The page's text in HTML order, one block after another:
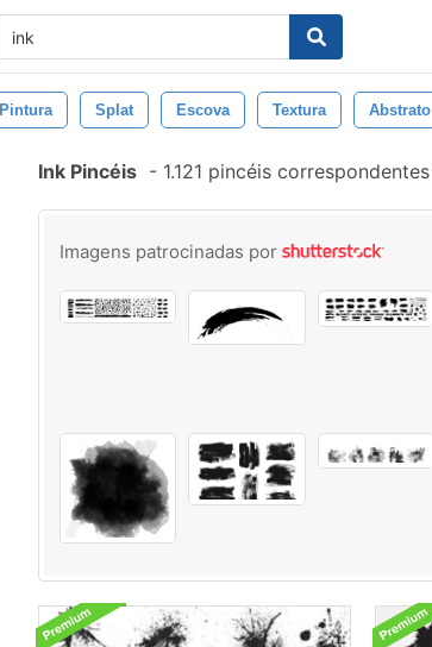
Pintura Splat Escova Textura Abstrato
Ink Pincéis - 1.121 pincéis correspondentes
Imagens patrocinadas por